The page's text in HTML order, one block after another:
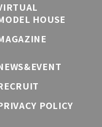
HOUSE
POLICY